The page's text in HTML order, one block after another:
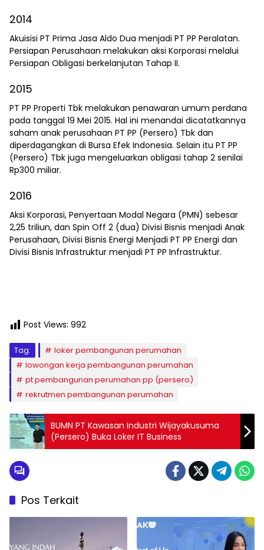
2014
Akuisisi PT Prima Jasa Aldo Dua menjadi PT PP Peralatan.
Persiapan Perusahaan melakukan aksi Korporasi melalui
Persiapan Obligasi berkelanjutan Tahap II.
2015
PT PP Properti Tbk melakukan penawaran umum perdana
pada tanggal 19 Mei 2015. Hal ini menandai dicatatkannya
saham anak perusahaan PT PP (Persero) Tbk dan
diperdagangkan di Bursa Efek Indonesia. Selain itu PT PP
(Persero) Tbk juga mengeluarkan obligasi tahap 2 senilai
Rp300 miliar.
2016
Aksi Korporasi, Penyertaan Modal Negara (PMN) sebesar
2,25 triliun, dan Spin Off 2 (dua) Divisi Bisnis menjadi Anak
Perusahaan, Divisi Bisnis Energi Menjadi PT PP Energi dan
Divisi Bisnis Infrastruktur menjadi PT PP Infrastruktur.
Post Views: 992
Tag:
loker pembangunan perumahan
lowongan kerja pembangunan perumahan
pt pembangunan perumahan pp (persero)
rekrutmen pembangunan perumahan
BUMN PT Kawasan Industri Wijayakusuma
(Persero) Buka Loker IT Business
Pos Terkait